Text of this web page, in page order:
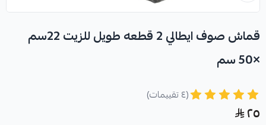
قماش صوف ايطالي 2 قطعه طويل للزيت 22سم
×50 سم
(٤ تقييمات)
٢٥